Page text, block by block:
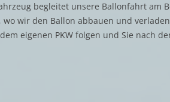
begleitet unsere Ballonfahrt am
wo wir den Ballon abbauen und
eigenen PKW folgen und Sie nach